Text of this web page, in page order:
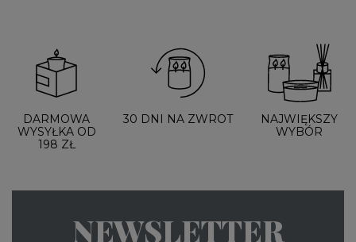
DARMOWA
WYSYŁKA OD
198 ZŁ
30 DNI NA ZWROT
NAJWIĘKSZY
WYBÓR
NEWSLETTER